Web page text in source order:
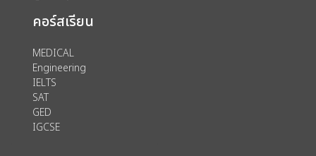
คอร์สเรียน
MEDICAL
Engineering
IELTS
SAT
GED
IGCSE